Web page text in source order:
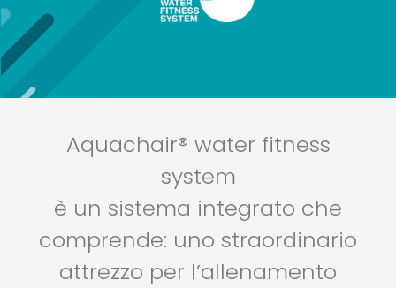
Aquachair® water fitness
system
è un sistema integrato che
comprende: uno straordinario
attrezzo per l’allenamento